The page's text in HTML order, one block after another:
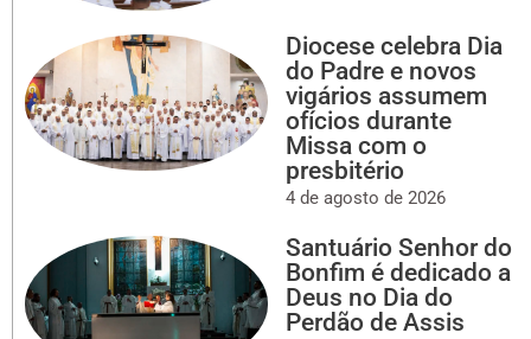
Diocese celebra Dia
do Padre e novos
vigários assumem
ofícios durante
Missa com o
presbitério
4 de agosto de 2026
Santuário Senhor do
Bonfim é dedicado a
Deus no Dia do
Perdão de Assis